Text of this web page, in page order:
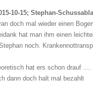
10-15; Stephan-
doch mal wieder einen
hat man ihm einen
noch.
hat ers schon drauf ....
dann doch halt mal bezahlt